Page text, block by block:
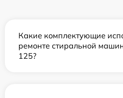
Какие комплектующие
ремонте стиральной
125?